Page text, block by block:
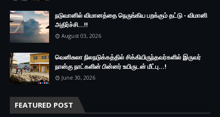
நடுவானில் விமானத்தை நெருங்கிய பறக்கும் தட்டு - விமானி
அதிர்ச்சி...!!
August 03, 2026
வெனிசுலா நிலநடுக்கத்தில் சிக்கியிருந்தவர்களில் இருவர்
நான்கு நாட்களின் பின்னர் உயிருடன் மீட்பு...!
June 30, 2026
FEATURED POST